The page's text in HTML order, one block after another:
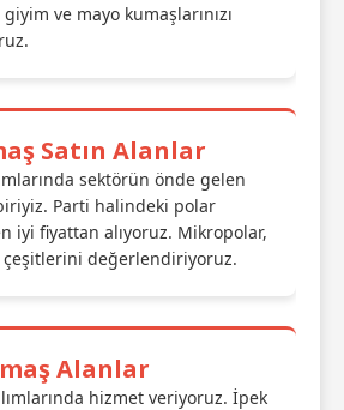
ve mayo kumaşlarınızı
Satın Alanlar
sektörün önde gelen
Parti halindeki polar
iyi fiyattan alıyoruz. Mikropolar,
değerlendiriyoruz.
Alanlar
hizmet veriyoruz. İpek